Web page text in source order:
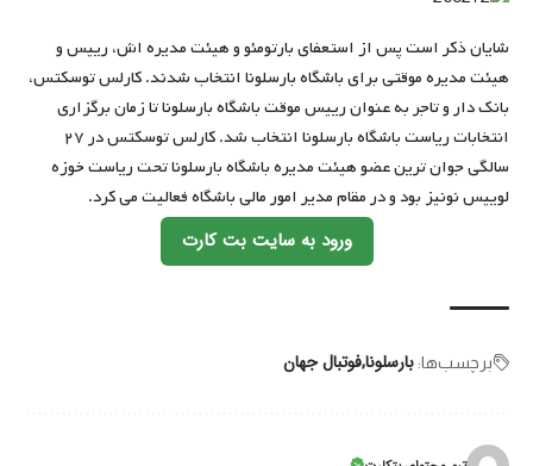
شایان ذکر است پس از استعفای بارتومئو و هیئت مدیره اش، رییس و
هیئت مدیره موقتی برای باشگاه بارسلونا انتخاب شدند. کارلس توسکتس،
بانک دار و تاجر به عنوان رییس موقت باشگاه بارسلونا تا زمان برگزاری
انتخابات ریاست باشگاه بارسلونا انتخاب شد. کارلس توسکتس در ۲۷
سالگی جوان ترین عضو هیئت مدیره باشگاه بارسلونا تحت ریاست خوزه
لوییس نونیز بود و در مقام مدیر امور مالی باشگاه فعالیت می کرد.
ورود به سایت بت کارت
برچسب‌‌ها: بارسلونافوتبال جهان